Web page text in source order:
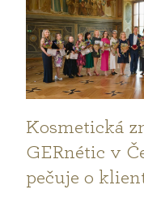
Kosmetická
GERnétic v
pečuje o